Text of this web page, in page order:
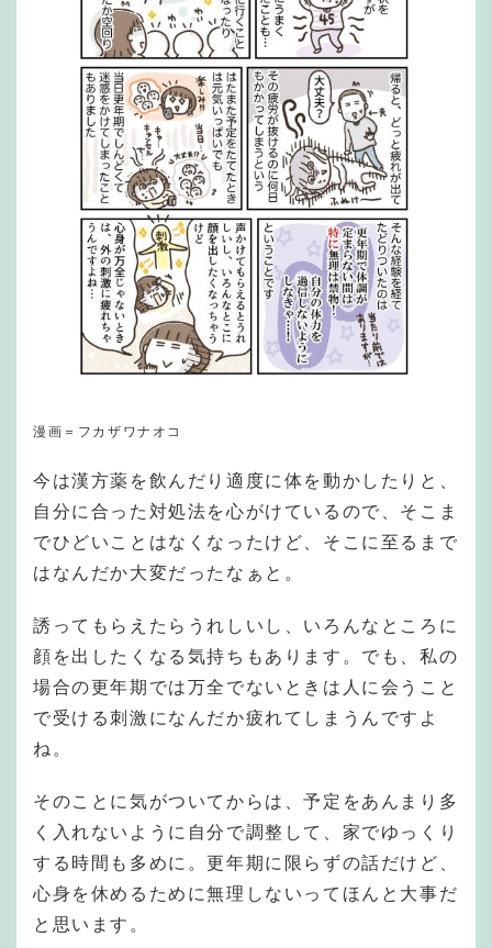
漫画＝フカザワナオコ
今は漢方薬を飲んだり適度に体を動かしたりと、
自分に合った対処法を心がけているので、そこま
でひどいことはなくなったけど、そこに至るまで
はなんだか大変だったなぁと。
誘ってもらえたらうれしいし、いろんなところに
顔を出したくなる気持ちもあります。でも、私の
場合の更年期では万全でないときは人に会うこと
で受ける刺激になんだか疲れてしまうんですよ
ね。
そのことに気がついてからは、予定をあんまり多
く入れないように自分で調整して、家でゆっくり
する時間も多めに。更年期に限らずの話だけど、
心身を休めるために無理しないってほんと大事だ
と思います。